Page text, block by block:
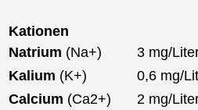
Kationen
Natrium (Na+) 3 mg/
Kalium (K+) 0,6 mg/
Calcium (Ca2+) 2 mg/